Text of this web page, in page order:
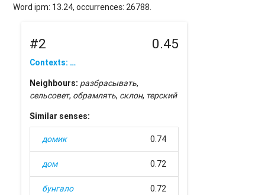
Word ipm: 13.24, occurrences: 26788.
#2 0.45
Contexts: …
Neighbours: разбрасывать,
сельсовет, обрамлять, склон, терский
Similar senses:
домик 0.74
дом 0.72
бунгало 0.72